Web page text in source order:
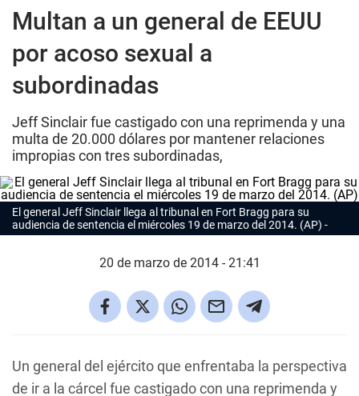
Multan a un general de EEUU
por acoso sexual a
subordinadas
Jeff Sinclair fue castigado con una reprimenda y una
multa de 20.000 dólares por mantener relaciones
impropias con tres subordinadas,
El general Jeff Sinclair llega al tribunal en Fort Bragg para su
audiencia de sentencia el miércoles 19 de marzo del 2014. (AP)
20 de marzo de 2014 - 21:41
Un general del ejército que enfrentaba la perspectiva
de ir a la cárcel fue castigado con una reprimenda y